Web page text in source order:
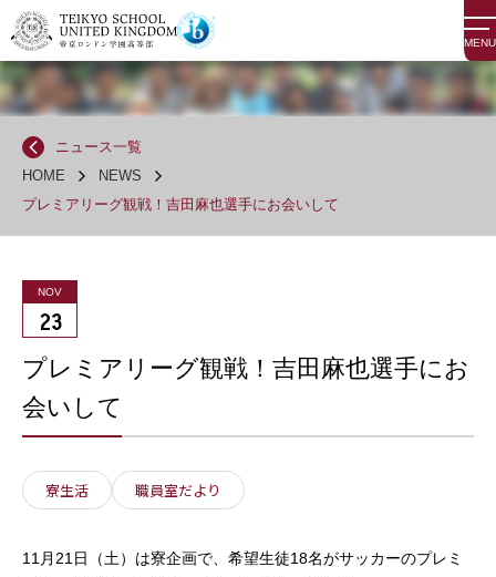
MENU
ニュース一覧
HOME
NEWS
プレミアリーグ観戦！吉田麻也選手にお会いして
NOV
23
プレミアリーグ観戦！吉田麻也選手にお
会いして
寮生活 職員室だより
11月21日（土）は寮企画で、希望生徒18名がサッカーのプレミ